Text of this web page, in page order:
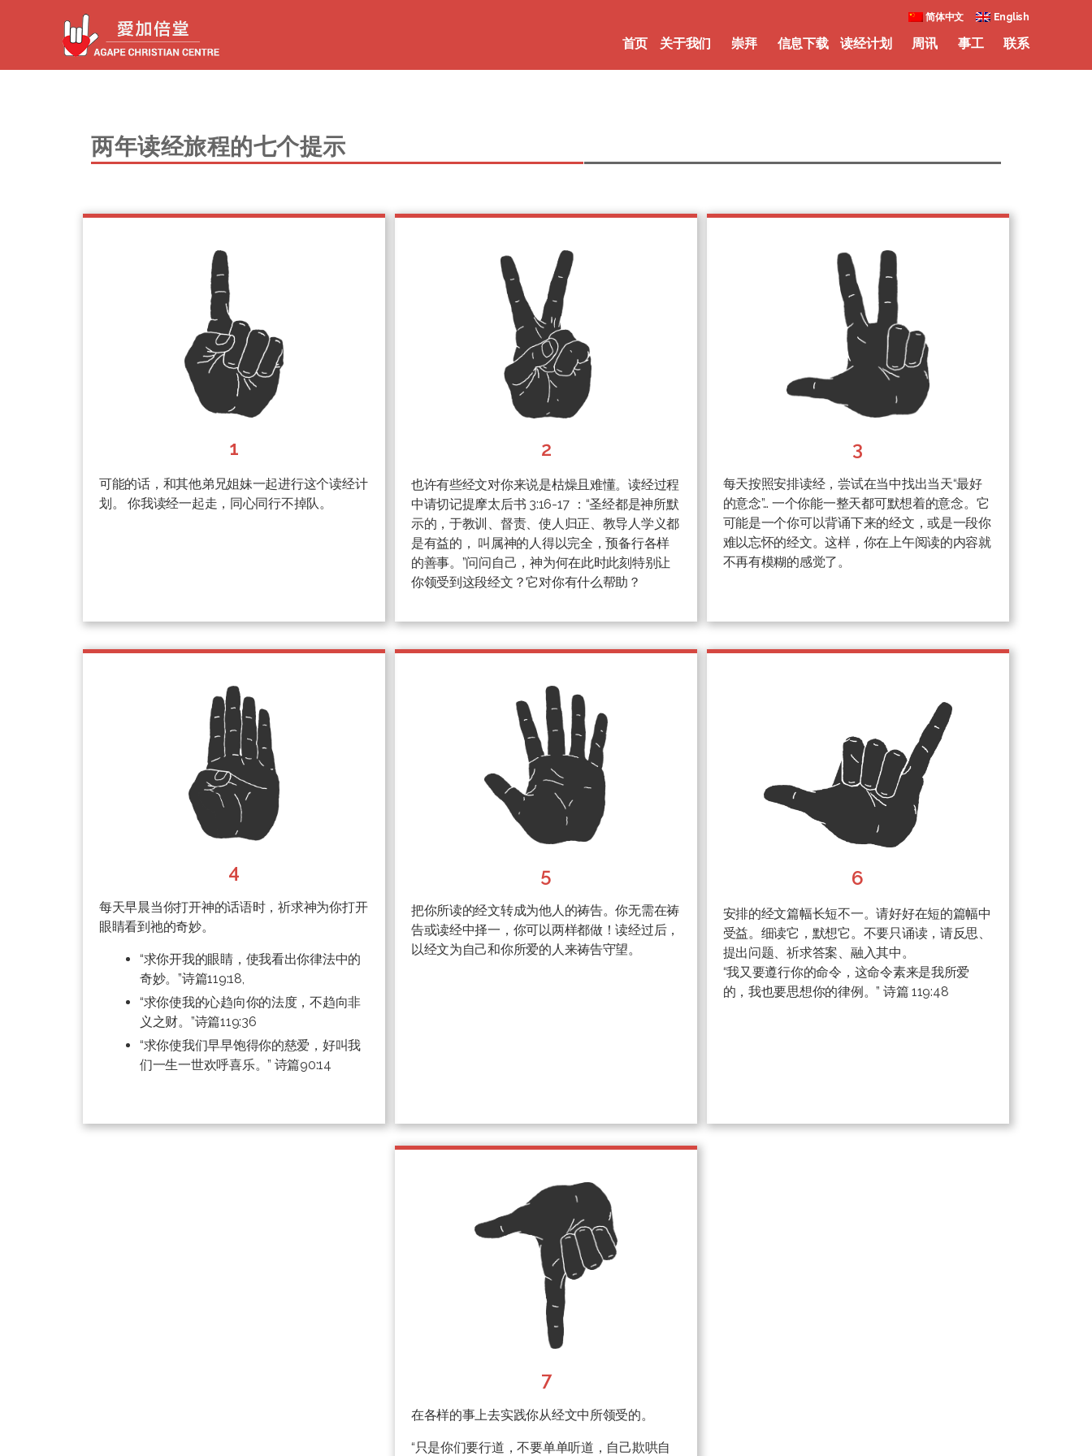
简体中文 English
首页 关于我们 崇拜 信息下载 读经计划 周讯 事工 联系
两年读经旅程的七个提示
1
可能的话，和其他弟兄姐妹一起进行这个读经计
划。 你我读经一起走，同心同行不掉队。
2
也许有些经文对你来说是枯燥且难懂。读经过程
中请切记提摩太后书 3:16-17 ：“圣经都是神所默
示的，于教训、督责、使人归正、教导人学义都
是有益的， 叫属神的人得以完全，预备行各样
的善事。”问问自己，神为何在此时此刻特别让
你领受到这段经文？它对你有什么帮助？
3
每天按照安排读经，尝试在当中找出当天“最好
的意念”… 一个你能一整天都可默想着的意念。它
可能是一个你可以背诵下来的经文，或是一段你
难以忘怀的经文。这样，你在上午阅读的内容就
不再有模糊的感觉了。
4
每天早晨当你打开神的话语时，祈求神为你打开
眼睛看到祂的奇妙。
“求你开我的眼睛，使我看出你律法中的
奇妙。”诗篇119:18,
“求你使我的心趋向你的法度，不趋向非
义之财。”诗篇119:36
“求你使我们早早饱得你的慈爱，好叫我
们一生一世欢呼喜乐。” 诗篇90:14
5
把你所读的经文转成为他人的祷告。你无需在祷
告或读经中择一，你可以两样都做！读经过后，
以经文为自己和你所爱的人来祷告守望。
6
安排的经文篇幅长短不一。请好好在短的篇幅中
受益。细读它，默想它。不要只诵读，请反思、
提出问题、祈求答案、融入其中。
“我又要遵行你的命令，这命令素来是我所爱
的，我也要思想你的律例。” 诗篇 119:48
7
在各样的事上去实践你从经文中所领受的。
“只是你们要行道，不要单单听道，自己欺哄自